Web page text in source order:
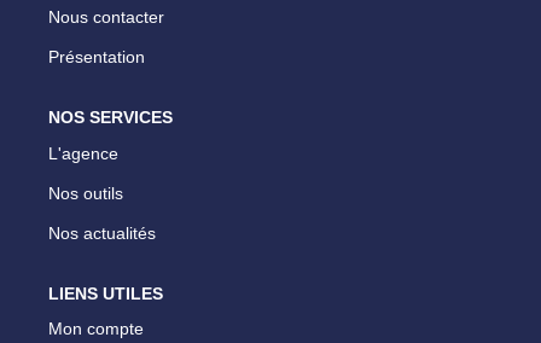
Nous contacter
Présentation
NOS SERVICES
L'agence
Nos outils
Nos actualités
LIENS UTILES
Mon compte